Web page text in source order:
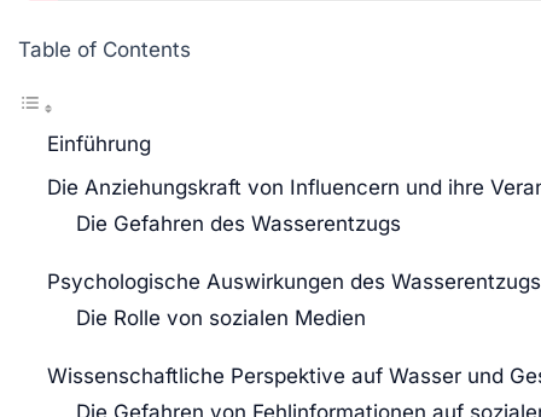
Table of Contents
Einführung
Die Anziehungskraft von Influencern und ihre
Die Gefahren des Wasserentzugs
Psychologische Auswirkungen des Wasserentzugs
Die Rolle von sozialen Medien
Wissenschaftliche Perspektive auf Wasser und
Die Gefahren von Fehlinformationen auf